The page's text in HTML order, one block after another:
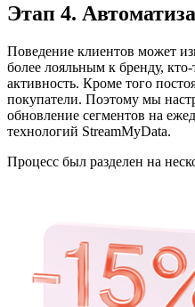
Этап 4.
Поведение клиентов может
более лояльным к бренду,
активность. Кроме того
покупатели. Поэтому мы
обновление сегментов на
технологий StreamMyData.
Процесс был разделен на